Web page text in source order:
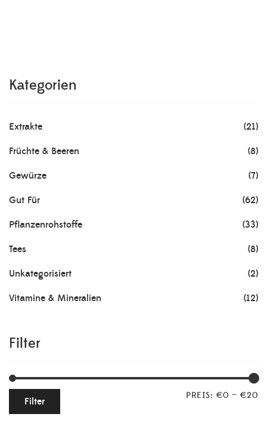
Kategorien
Extrakte (21)
Früchte & Beeren (8)
Gewürze (7)
Gut Für (62)
Pflanzenrohstoffe (33)
Tees (8)
Unkategorisiert (2)
Vitamine & Mineralien (12)
Filter
Filter PREIS: €0 — €20